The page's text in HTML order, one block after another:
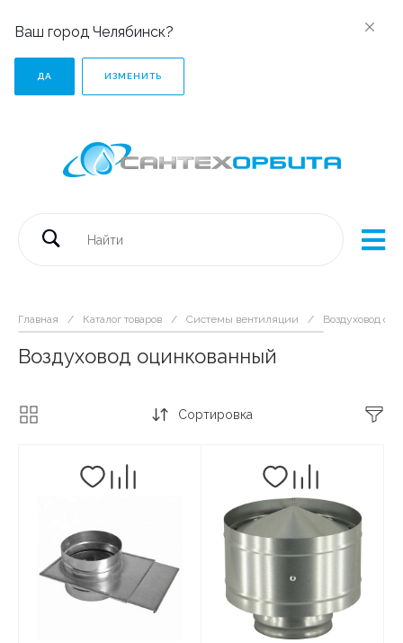
Ваш город Челябинск?
ДА ИЗМЕНИТЬ
Главная / Каталог товаров / Системы вентиляции / Воздуховод
Воздуховод оцинкованный
Сортировка